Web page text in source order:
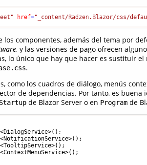
href="_content/Radzen.Blazor/css/
los componentes, además del tema por
, y las versiones de pago ofrecen
lo único que hay que hacer es sustituir el
.
como los cuadros de diálogo, menús
de dependencias. Por tanto, es
de Blazor Server o en Programde